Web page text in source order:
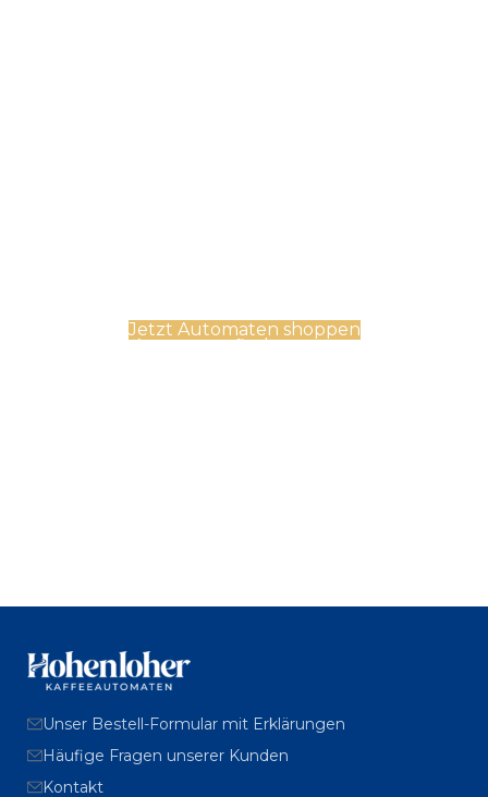
Jetzt Automaten shoppen
Automatenfinder starten
Unser Bestell-Formular mit Erklärungen
Häufige Fragen unserer Kunden
Kontakt